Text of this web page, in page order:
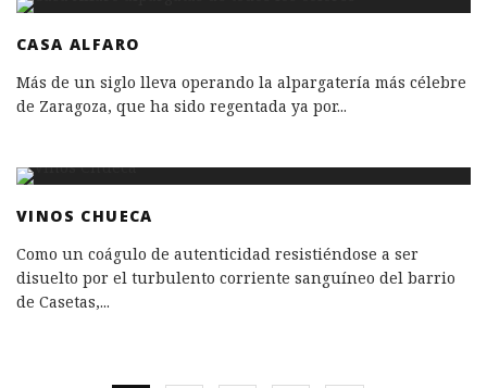
CASA ALFARO
Más de un siglo lleva operando la alpargatería más célebre
de Zaragoza, que ha sido regentada ya por...
VINOS CHUECA
Como un coágulo de autenticidad resistiéndose a ser
disuelto por el turbulento corriente sanguíneo del barrio
de Casetas,...